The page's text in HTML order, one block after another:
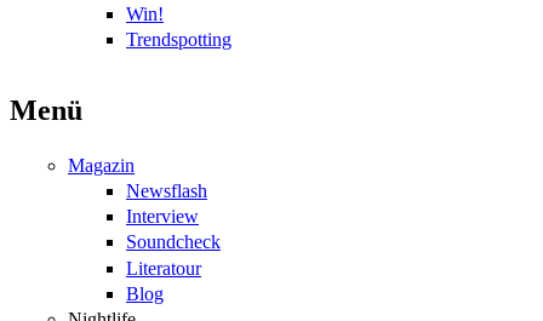
Win!
Trendspotting
Menü
Magazin
Newsflash
Interview
Soundcheck
Literatour
Blog